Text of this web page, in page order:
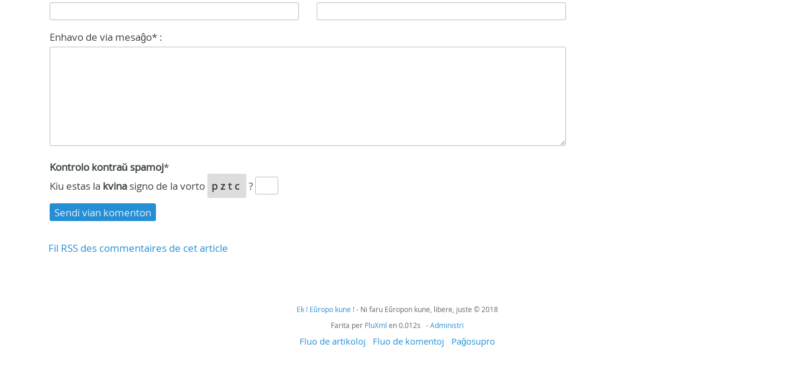
Enhavo de via mesaĝo* :
Kontrolo kontraŭ spamoj*
Kiu estas la kvina signo de la vorto pztc ?
Fil RSS des commentaires de cet article
Ek ! Eŭropo kune !- Ni faru Eŭropon kune, libere, juste © 2018
Farita per PluXml en 0.012s -Administri
Fluo de artikoloj Fluo de komentoj Paĝosupro